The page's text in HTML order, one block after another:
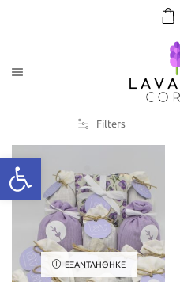
Filters
ΕΞΑΝΤΛΉΘΗΚΕ